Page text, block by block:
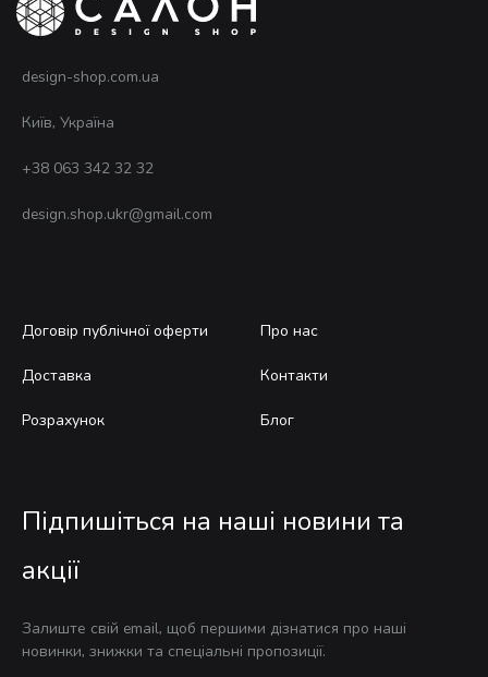
design-shop.com.ua
Київ, Україна
+38 063 342 32 32
design.shop.ukr@gmail.com
Договір публічної оферти
Доставка
Розрахунок
Про нас
Контакти
Блог
Підпишіться на наші новини та
акції
Залиште свій email, щоб першими дізнатися про наші
новинки, знижки та спеціальні пропозиції.